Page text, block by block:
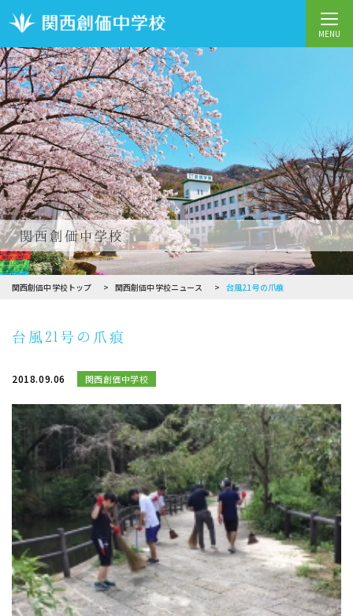
MENU
関西創価中学校
関西創価中学校トップ 関西創価中学校ニュース 台風21号の爪痕
台風21号の爪痕
2018.09.06 関西創価中学校